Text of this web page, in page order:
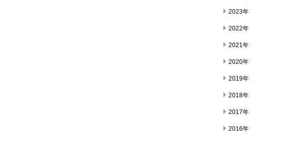
2023年
2022年
2021年
2020年
2019年
2018年
2017年
2016年